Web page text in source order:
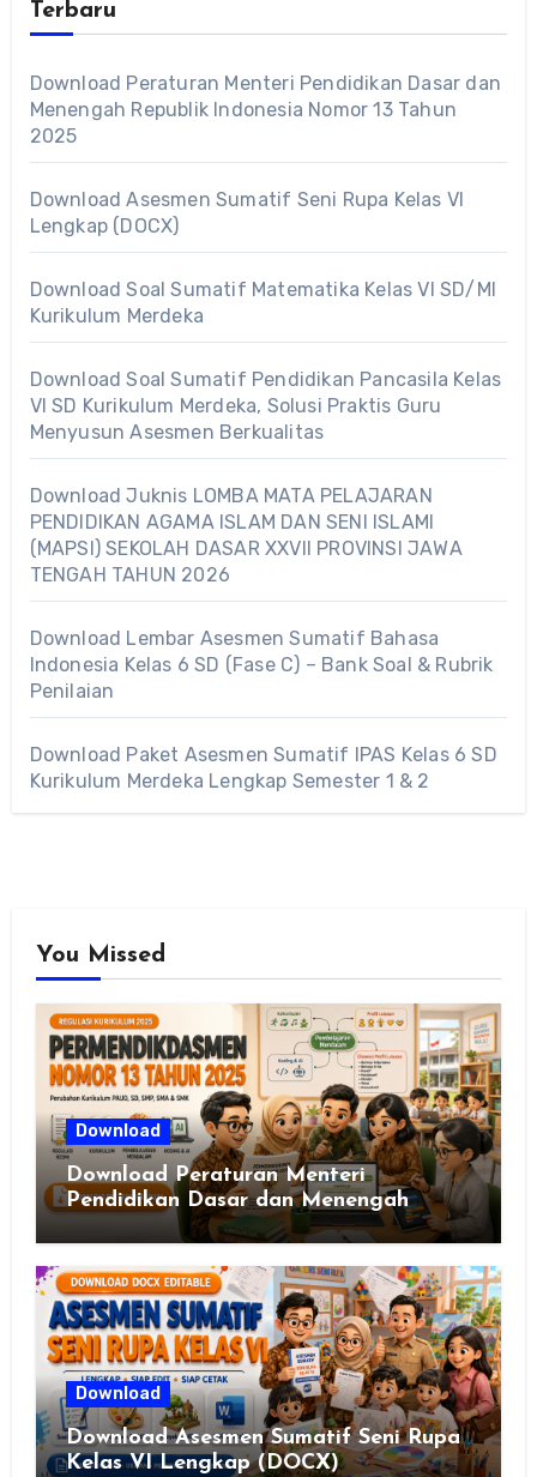
Terbaru
Download Peraturan Menteri Pendidikan Dasar dan
Menengah Republik Indonesia Nomor 13 Tahun
2025
Download Asesmen Sumatif Seni Rupa Kelas VI
Lengkap (DOCX)
Download Soal Sumatif Matematika Kelas VI SD/MI
Kurikulum Merdeka
Download Soal Sumatif Pendidikan Pancasila Kelas
VI SD Kurikulum Merdeka, Solusi Praktis Guru
Menyusun Asesmen Berkualitas
Download Juknis LOMBA MATA PELAJARAN
PENDIDIKAN AGAMA ISLAM DAN SENI ISLAMI
(MAPSI) SEKOLAH DASAR XXVII PROVINSI JAWA
TENGAH TAHUN 2026
Download Lembar Asesmen Sumatif Bahasa
Indonesia Kelas 6 SD (Fase C) – Bank Soal & Rubrik
Penilaian
Download Paket Asesmen Sumatif IPAS Kelas 6 SD
Kurikulum Merdeka Lengkap Semester 1 & 2
You Missed
Download
Download Peraturan Menteri
Pendidikan Dasar dan Menengah
Republik Indonesia Nomor 13 Tahun
2025
Download
Download Asesmen Sumatif Seni Rupa
Kelas VI Lengkap (DOCX)